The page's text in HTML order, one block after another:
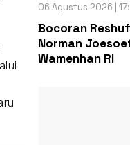
06 Agustus 2026 |
Bocoran
Norman
Wamenhan RI